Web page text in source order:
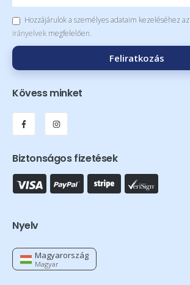
Hozzájárulok a személyes adataim kezeléséhez az
irányelvek megfelelően.
Feliratkozás
Kövess minket
Biztonságos fizetések
Nyelv
Magyarország
Magyar